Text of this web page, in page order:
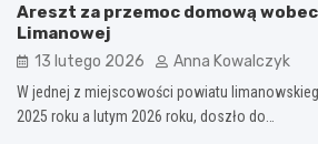
Areszt za przemoc domową
Limanowej
13 lutego 2026 Anna Kowalczyk
W jednej z miejscowości powiatu
2025 roku a lutym 2026 roku, doszło do…